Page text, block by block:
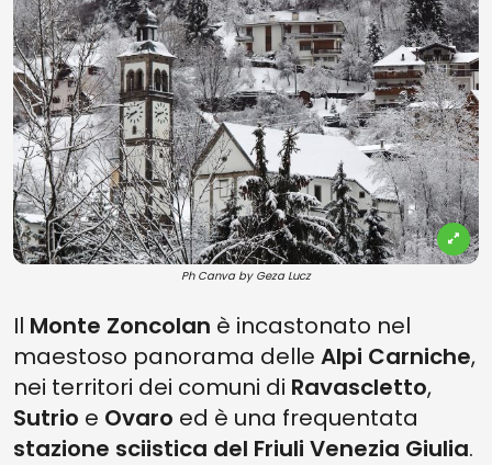
Ph Canva by Geza Lucz
Il Monte Zoncolan è incastonato nel
maestoso panorama delle Alpi Carniche,
nei territori dei comuni di Ravascletto,
Sutrio e Ovaro ed è una frequentata
stazione sciistica del Friuli Venezia Giulia.